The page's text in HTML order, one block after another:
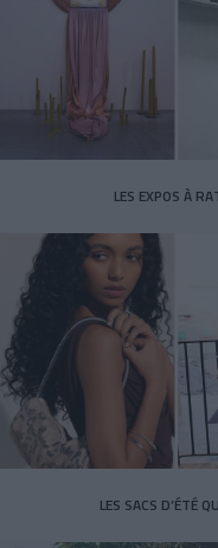
LES EXPOS À
LES SACS D’ÉTÉ